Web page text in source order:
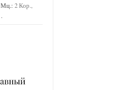
Мц.:2 Кор.,
.